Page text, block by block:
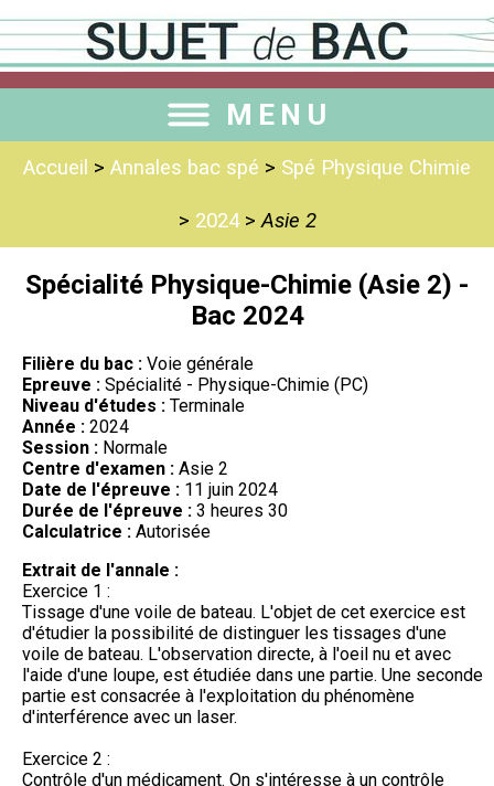
MENU
Accueil > Annales bac spé > Spé Physique Chimie
> 2024>Asie 2
Spécialité Physique-Chimie (Asie 2) -
Bac 2024
Filière du bac : Voie générale
Epreuve : Spécialité - Physique-Chimie (PC)
Niveau d'études : Terminale
Année : 2024
Session : Normale
Centre d'examen : Asie 2
Date de l'épreuve : 11 juin 2024
Durée de l'épreuve : 3 heures 30
Calculatrice : Autorisée
Extrait de l'annale :
Exercice 1 :
Tissage d'une voile de bateau. L'objet de cet exercice est
d'étudier la possibilité de distinguer les tissages d'une
voile de bateau. L'observation directe, à l'oeil nu et avec
l'aide d'une loupe, est étudiée dans une partie. Une seconde
partie est consacrée à l'exploitation du phénomène
d'interférence avec un laser.
Exercice 2 :
Contrôle d'un médicament. On s'intéresse à un contrôle